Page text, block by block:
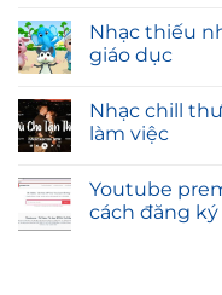
Nhạc thiếu
giáo dục
Nhạc chill
làm việc
Youtube
cách đăng ký